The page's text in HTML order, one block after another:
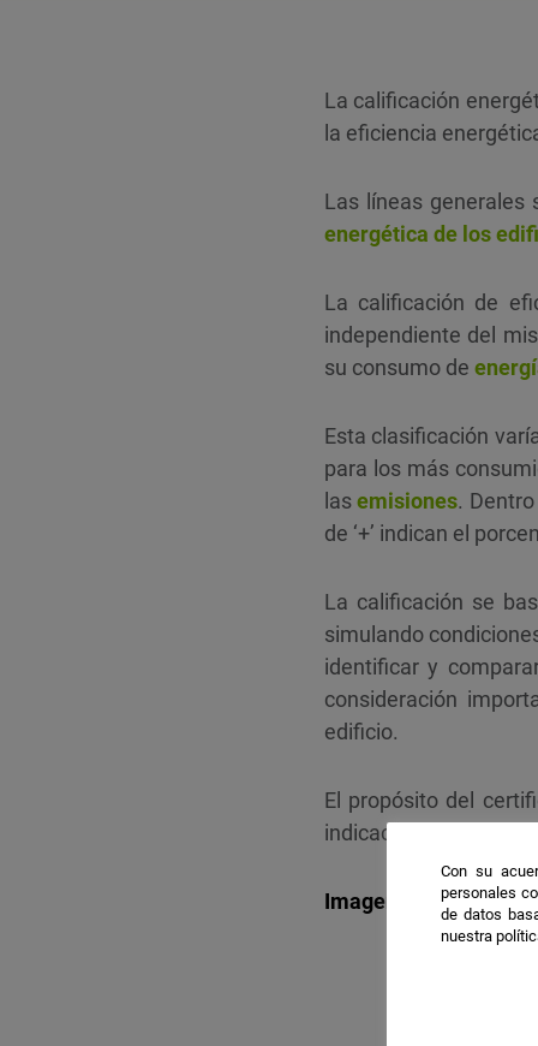
La calificación
la eficiencia
Las líneas
energética de los
La calificación de
independiente del
su consumo de
Esta clasificación
para los más
lasemisiones.
de ‘+’ indican el
La calificación se
simulando
identificar y
consideración
edificio.
El propósito del
indicación de cuánto
Imagen 1.
Con su
personales
de datos
nuestra